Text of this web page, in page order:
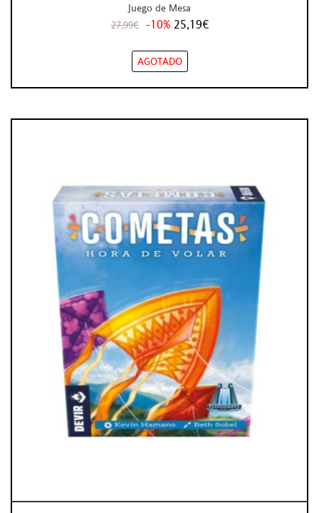
Juego de Mesa
27,99€ -10% 25,19€
AGOTADO